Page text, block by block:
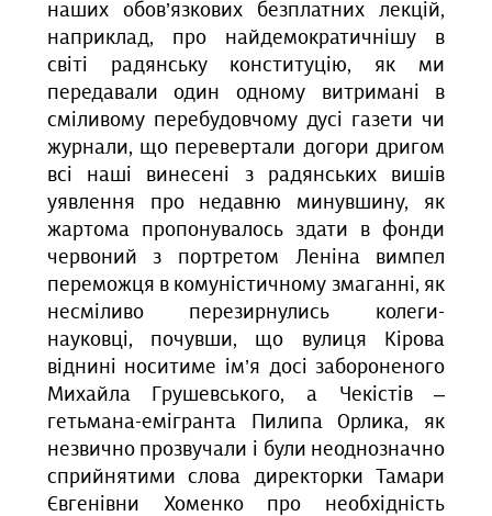
наших обов’язкових безплатних лекцій,
наприклад, про найдемократичнішу в
світі радянську конституцію, як ми
передавали один одному витримані в
сміливому перебудовчому дусі газети чи
журнали, що перевертали догори дригом
всі наші винесені з радянських вишів
уявлення про недавню минувшину, як
жартома пропонувалось здати в фонди
червоний з портретом Леніна вимпел
переможця в комуністичному змаганні, як
несміливо перезирнулись колеги-
науковці, почувши, що вулиця Кірова
віднині носитиме ім’я досі забороненого
Михайла Грушевського, а Чекістів –
гетьмана-емігранта Пилипа Орлика, як
незвично прозвучали і були неоднозначно
сприйнятими слова директорки Тамари
Євгенівни Хоменко про необхідність